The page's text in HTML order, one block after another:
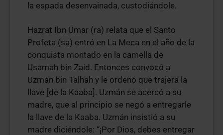
la espada desenvainada, custodiándole.
Hazrat Ibn Umar (ra) relata que el Santo
Profeta (sa) entró en La Meca en el año de la
conquista montado en la camella de
Usamah bin Zaid. Entonces convocó a
Uzmán bin Talhah y le ordenó que trajera la
llave [de la Kaaba]. Uzmán se acercó a su
madre, que al principio se negó a entregarle
la llave de la Kaaba. Uzmán insistió a su
madre diciéndole: “¡Por Dios, debes entregar